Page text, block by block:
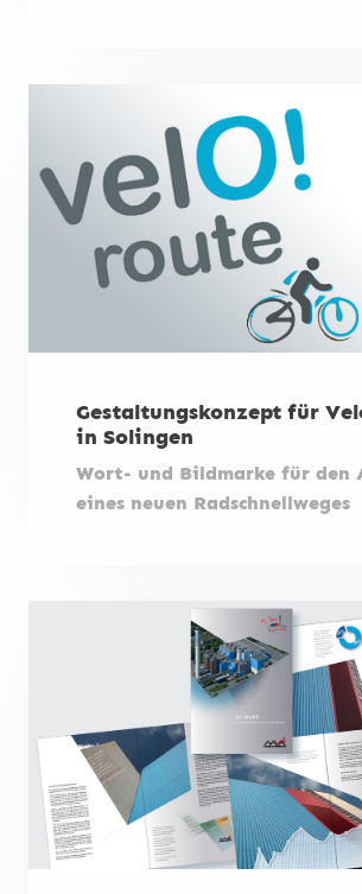
Gestaltungskonzept für
in Solingen
Wort- und Bildmarke für den
eines neuen Radschnellweges